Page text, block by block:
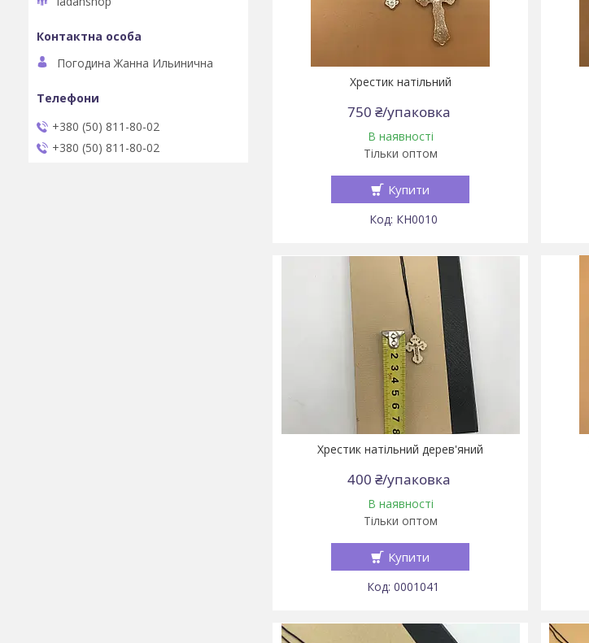
Хрестик натільний
750 ₴/упаковка
В наявності
Тільки оптом
Купити
КН0010
Хрестик натільний дерев'яний
400 ₴/упаковка
В наявності
Тільки оптом
Купити
0001041
Погодина Жанна Ильинична
+380 (50) 811-80-02
+380 (50) 811-80-02